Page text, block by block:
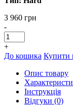
3 960 грн
-
+
До кошика Купити
Опис товару
Інструкція
Відгуки (0)